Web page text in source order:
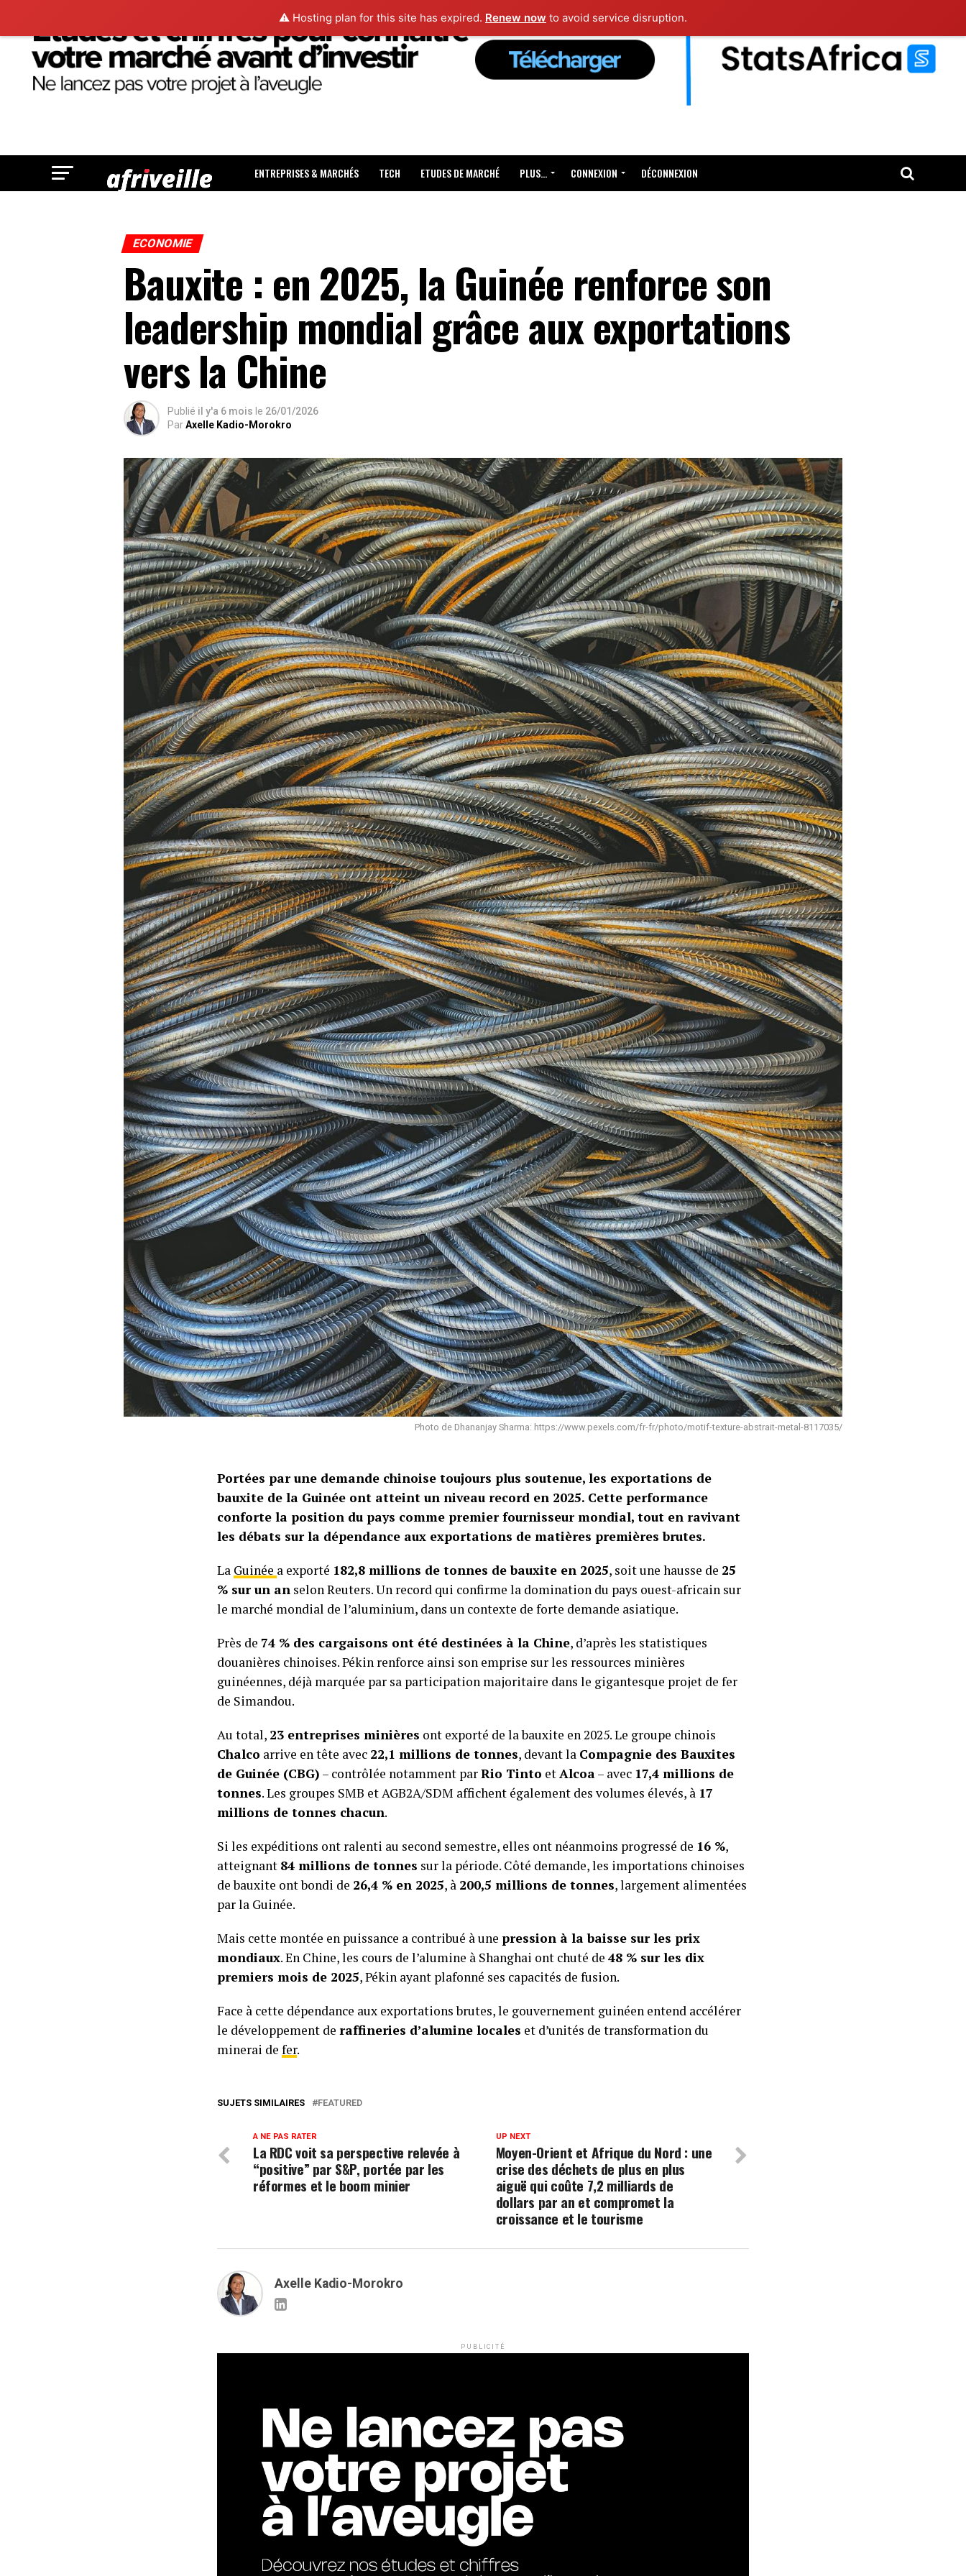
⚠️ Hosting plan for this site has expired. Renew now to avoid service disruption.
ENTREPRISES & MARCHÉS TECH ETUDES DE MARCHÉ PLUS… CONNEXION DÉCONNEXION
ECONOMIE
Bauxite : en 2025, la Guinée renforce son
leadership mondial grâce aux exportations
vers la Chine
Publié il y'a 6 mois le 26/01/2026
ParAxelle Kadio-Morokro
Photo de Dhananjay Sharma: https://www.pexels.com/fr-fr/photo/motif-texture-abstrait-metal-8117035/
Portées par une demande chinoise toujours plus soutenue, les exportations de
bauxite de la Guinée ont atteint un niveau record en 2025. Cette performance
conforte la position du pays comme premier fournisseur mondial, tout en ravivant
les débats sur la dépendance aux exportations de matières premières brutes.
La Guinée a exporté 182,8 millions de tonnes de bauxite en 2025, soit une hausse de 25
% sur un an selon Reuters. Un record qui confirme la domination du pays ouest-africain sur
le marché mondial de l’aluminium, dans un contexte de forte demande asiatique.
Près de 74 % des cargaisons ont été destinées à la Chine, d’après les statistiques
douanières chinoises. Pékin renforce ainsi son emprise sur les ressources minières
guinéennes, déjà marquée par sa participation majoritaire dans le gigantesque projet de fer
de Simandou.
Au total, 23 entreprises minières ont exporté de la bauxite en 2025. Le groupe chinois
Chalco arrive en tête avec 22,1 millions de tonnes, devant la Compagnie des Bauxites
de Guinée (CBG) – contrôlée notamment parRio Tinto etAlcoa– avec 17,4 millions de
tonnes. Les groupes SMB et AGB2A/SDM affichent également des volumes élevés, à 17
millions de tonnes chacun.
Si les expéditions ont ralenti au second semestre, elles ont néanmoins progressé de 16 %,
atteignant 84 millions de tonnes sur la période. Côté demande, les importations chinoises
de bauxite ont bondi de 26,4 % en 2025, à 200,5 millions de tonnes, largement alimentées
par la Guinée.
Mais cette montée en puissance a contribué à une pression à la baisse sur les prix
mondiaux. En Chine, les cours de l’alumine à Shanghai ont chuté de 48 % sur les dix
premiers mois de 2025, Pékin ayant plafonné ses capacités de fusion.
Face à cette dépendance aux exportations brutes, le gouvernement guinéen entend accélérer
le développement de raffineries d’alumine locales et d’unités de transformation du
minerai de fer.
SUJETS SIMILAIRES FEATURED
UP NEXT
Moyen-Orient et Afrique du Nord : une
crise des déchets de plus en plus
aiguë qui coûte 7,2 milliards de
dollars par an et compromet la
croissance et le tourisme
A NE PAS RATER
La RDC voit sa perspective relevée à
“positive” par S&P, portée par les
réformes et le boom minier
Axelle Kadio-Morokro
PUBLICITÉ